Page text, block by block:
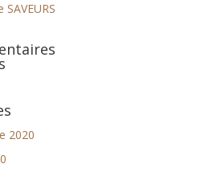
SAVEURS
2020